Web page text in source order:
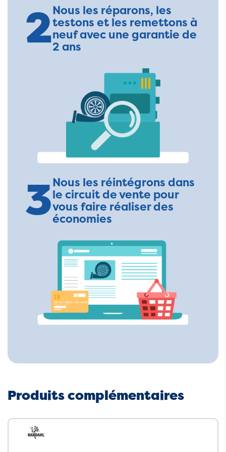
2Nous les réparons, les
testons et les remettons à
neuf avec une garantie de
2 ans
3Nous les réintégrons dans
le circuit de vente pour
vous faire réaliser des
économies
Produits complémentaires
Neuf